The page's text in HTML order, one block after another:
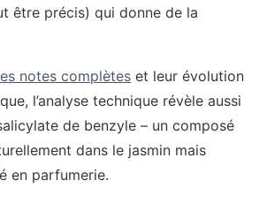
être précis) qui donne de la
notes complètes et leur évolution
l’analyse technique révèle aussi
de benzyle – un composé
dans le jasmin mais
en parfumerie.